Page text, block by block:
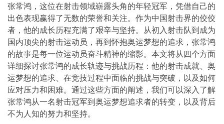
张常鸿，这位在射击领域崭露头角的年轻冠军，凭借自己的
出色表现赢得了无数的荣誉和关注。作为中国射击界的佼佼
者，他的成长历程充满了艰辛与坚持。从初入射击队到成为
国内顶尖的射击运动员，再到怀抱奥运梦想的追求，张常鸿
的故事是每一位运动员奋斗精神的缩影。本文将从四个方面
详细探讨张常鸿的成长轨迹与挑战历程：他的射击成就、奥
运梦想的追求、在竞技过程中面临的挑战与突破，以及如何
应对压力和困难。通过这些方面的阐述，我们可以深入了解
张常鸿从一名射击冠军到奥运梦想追求者的转变，以及背后
不为人知的努力和坚持。